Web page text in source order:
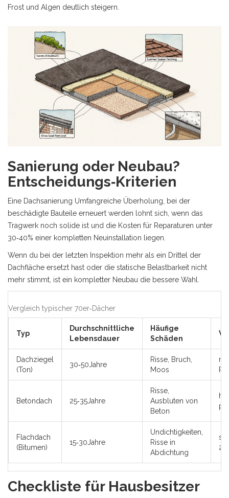
Frost und Algen deutlich steigern.
Sanierung oder Neubau?
Entscheidungs‑Kriterien
Eine Dachsanierung Umfangreiche Überholung, bei der
beschädigte Bauteile erneuert werden lohnt sich, wenn das
Tragwerk noch solide ist und die Kosten für Reparaturen unter
30‑40% einer kompletten Neuinstallation liegen.
Wenn du bei der letzten Inspektion mehr als ein Drittel der
Dachfläche ersetzt hast oder die statische Belastbarkeit nicht
mehr stimmt, ist ein kompletter Neubau die bessere Wahl.
Vergleich typischer 70er‑Dächer
Typ
Durchschnittliche
Lebensdauer
Häufige
Schäden
Dachziegel
(Ton)
30‑50Jahre
Risse, Bruch,
Moos
Betondach 25‑35Jahre
Risse,
Ausbluten von
Beton
Flachdach
(Bitumen)
15‑30Jahre
Undichtigkeiten,
Risse in
Abdichtung
Checkliste für Hausbesitzer